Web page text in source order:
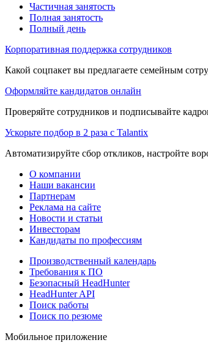
Частичная занятость
Полная занятость
Полный день
Корпоративная поддержка сотрудников
Какой соцпакет вы предлагаете семейным
Оформляйте кандидатов онлайн
Проверяйте сотрудников и подписывайте
Ускорьте подбор в 2 раза с Talantix
Автоматизируйте сбор откликов, настройте
О компании
Наши вакансии
Партнерам
Реклама на сайте
Новости и статьи
Инвесторам
Кандидаты по профессиям
Производственный календарь
Требования к ПО
Безопасный HeadHunter
HeadHunter API
Поиск работы
Поиск по резюме
Мобильное приложение